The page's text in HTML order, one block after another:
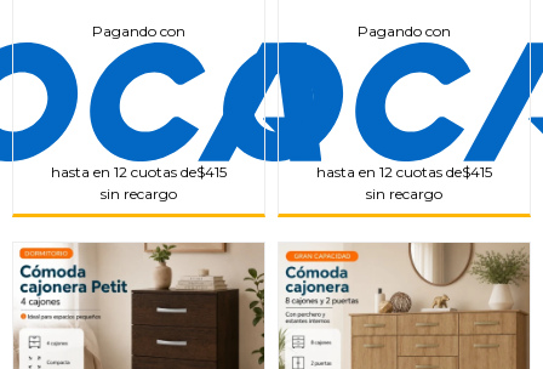
Pagando con
hasta en 12 cuotas de$415
sin recargo
Pagando con
hasta en 12 cuotas de$415
sin recargo